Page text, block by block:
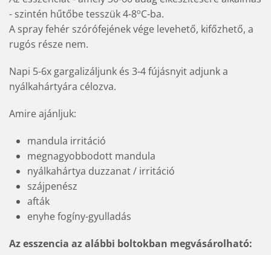
- szintén hűtőbe tesszük 4-8oC-ba.
A spray fehér szórófejének vége levehető, kifőzhető, a
rugós része nem.
Napi 5-6x gargalizáljunk és 3-4 fújásnyit adjunk a
nyálkahártyára célozva.
Amire ajánljuk:
mandula irritáció
megnagyobbodott mandula
nyálkahártya duzzanat / irritáció
szájpenész
afták
enyhe fogíny-gyulladás
Az esszencia az alábbi boltokban megvásárolható: